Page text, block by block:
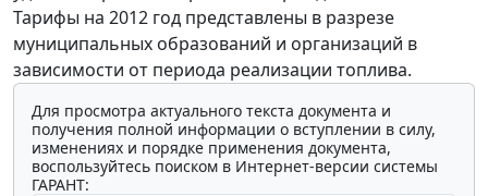
Тарифы на 2012 год представлены в разрезе
муниципальных образований и организаций в
зависимости от периода реализации топлива.
Для просмотра актуального текста документа и
получения полной информации о вступлении в силу,
изменениях и порядке применения документа,
воспользуйтесь поиском в Интернет-версии системы
ГАРАНТ: